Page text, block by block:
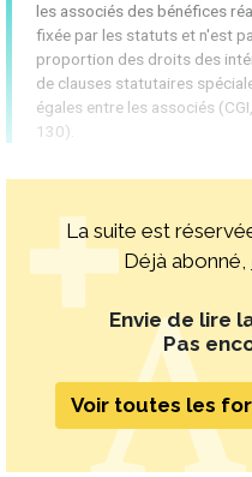
les associés des bénéfices
fixée par les statuts et n'est
proportion des droits des
de clauses statutaires
égales entre les associés
130).
La suite est
Déjà abonné,
Envie de lire
Pas
Voir toutes les